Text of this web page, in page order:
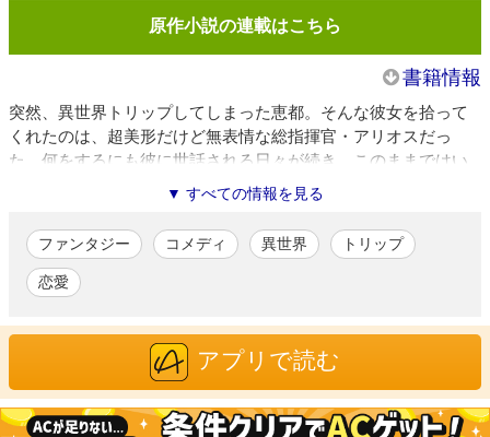
原作小説の連載はこちら
書籍情報
突然、異世界トリップしてしまった恵都。そんな彼女を拾って
くれたのは、超美形だけど無表情な総指揮官・アリオスだっ
た。何をするにも彼に世話される日々が続き、このままではい
けない…！ と至れり尽くせりな異世界生活からの脱却を目指
す恵都だったけど…？ どたばたラブコメファンタジー、待望
の漫画化！
文月路亜
漫画家・イラストレーターとして多数作品を執筆。綺麗な絵柄を
持ち味に活躍中。著書に「異世界王子の年上シンデレラ」（原
作：夏目みや、アルファポリス、全1巻）などがある。
夏目みや/原作
2012年「トマトリップ」にて出版デビューに至る。コーヒーと甘
▼ すべての情報を見る
ファンタジー コメディ 異世界 トリップ
恋愛
アプリで読む